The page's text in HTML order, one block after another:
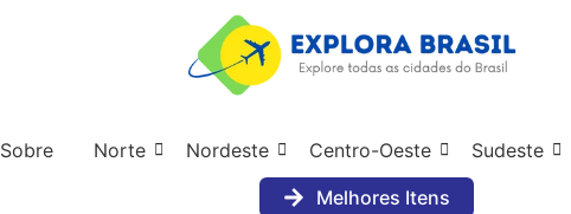
Sobre Norte Nordeste Centro-Oeste Sudeste
Melhores Itens